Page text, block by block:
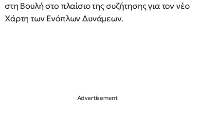
στη Βουλή στο πλαίσιο της συζήτησης για τον νέο
Χάρτη των Ενόπλων Δυνάμεων.